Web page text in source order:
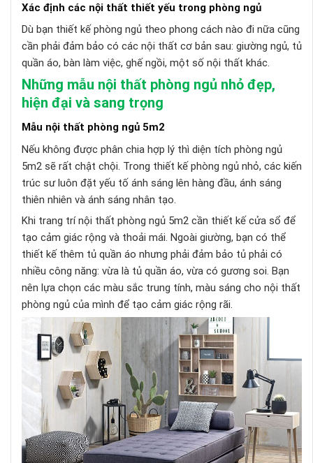
Xác định các nội thất thiết yếu trong phòng ngủ
Dù bạn thiết kế phòng ngủ theo phong cách nào đi nữa cũng
cần phải đảm bảo có các nội thất cơ bản sau: giường ngủ, tủ
quần áo, bàn làm việc, ghế ngồi, một số nội thất khác.
Những mẫu nội thất phòng ngủ nhỏ đẹp,
hiện đại và sang trọng
Mẫu nội thất phòng ngủ 5m2
Nếu không được phân chia hợp lý thì diện tích phòng ngủ
5m2 sẽ rất chật chội. Trong thiết kế phòng ngủ nhỏ, các kiến
trúc sư luôn đặt yếu tố ánh sáng lên hàng đầu, ánh sáng
thiên nhiên và ánh sáng nhân tạo.
Khi trang trí nội thất phòng ngủ 5m2 cần thiết kế cửa sổ để
tạo cảm giác rộng và thoải mái. Ngoài giường, bạn có thể
thiết kế thêm tủ quần áo nhưng phải đảm bảo tủ phải có
nhiều công năng: vừa là tủ quần áo, vừa có gương soi. Bạn
nên lựa chọn các màu sắc trung tính, màu sáng cho nội thất
phòng ngủ của mình để tạo cảm giác rộng rãi.